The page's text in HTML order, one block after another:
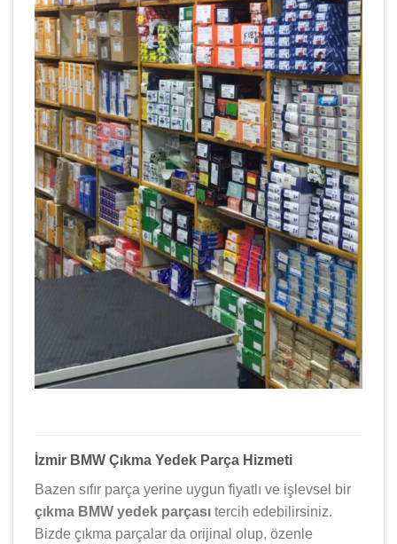
İzmir BMW Çıkma Yedek Parça Hizmeti
Bazen sıfır parça yerine uygun fiyatlı ve işlevsel bir
çıkma BMW yedek parçası tercih edebilirsiniz.
Bizde çıkma parçalar da orijinal olup, özenle